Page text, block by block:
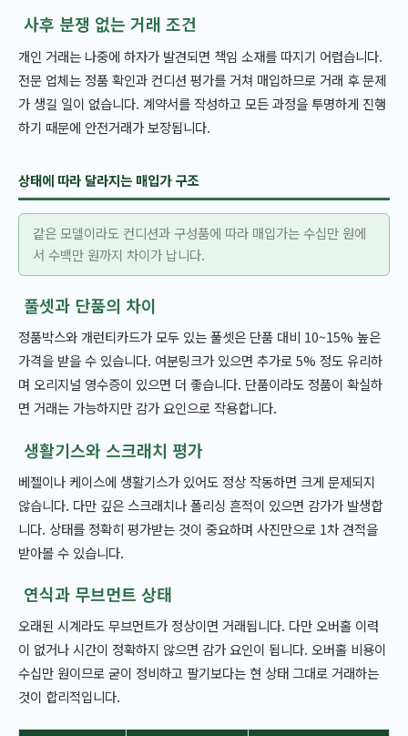
사후 분쟁 없는 거래 조건
개인 거래는 나중에 하자가 발견되면 책임 소재를 따지기 어렵습니다.
전문 업체는 정품 확인과 컨디션 평가를 거쳐 매입하므로 거래 후 문제
가 생길 일이 없습니다. 계약서를 작성하고 모든 과정을 투명하게 진행
하기 때문에 안전거래가 보장됩니다.
상태에 따라 달라지는 매입가 구조
같은 모델이라도 컨디션과 구성품에 따라 매입가는 수십만 원에
서 수백만 원까지 차이가 납니다.
풀셋과 단품의 차이
정품박스와 개런티카드가 모두 있는 풀셋은 단품 대비 10~15% 높은
가격을 받을 수 있습니다. 여분링크가 있으면 추가로 5% 정도 유리하
며 오리지널 영수증이 있으면 더 좋습니다. 단품이라도 정품이 확실하
면 거래는 가능하지만 감가 요인으로 작용합니다.
생활기스와 스크래치 평가
베젤이나 케이스에 생활기스가 있어도 정상 작동하면 크게 문제되지
않습니다. 다만 깊은 스크래치나 폴리싱 흔적이 있으면 감가가 발생합
니다. 상태를 정확히 평가받는 것이 중요하며 사진만으로 1차 견적을
받아볼 수 있습니다.
연식과 무브먼트 상태
오래된 시계라도 무브먼트가 정상이면 거래됩니다. 다만 오버홀 이력
이 없거나 시간이 정확하지 않으면 감가 요인이 됩니다. 오버홀 비용이
수십만 원이므로 굳이 정비하고 팔기보다는 현 상태 그대로 거래하는
것이 합리적입니다.